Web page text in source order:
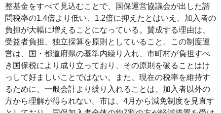
整基金をすべて見込むことで、国保運営協議会が出した諮
問税率の1.4倍より低い、1.2倍に抑えたとはいえ、加入者の
負担が大幅に増えることになっている。賛成する理由は、
受益者負担、独立採算を原則としていること。この制度運
営は、国・都道府県の基準内繰り入れ、市町村が負担すべ
き国保税により成り立っており、その原則を破ることはけ
っして好ましいことではない。また、現在の税率を維持す
るために、一般会計より繰り入れることは、加入者以外の
方から理解が得られない。市は、4月から減免制度を見直す